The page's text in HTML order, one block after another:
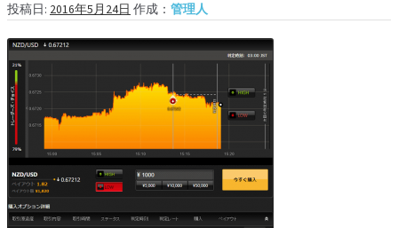
ン
へ
ス
キ
ッ
プ
ス
キ
ッ
プ
ハイローオーストラリア
オプションビット
ファイブスターズオプション
基本ルール・取引のしかた
トレンドを見極める
投稿日: 2016年5月24日 作成： 管理人